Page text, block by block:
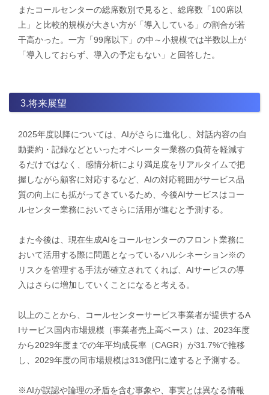
またコールセンターの総席数別で見ると、総席数「100席以
上」と比較的規模が大きい方が「導入している」の割合が若
干高かった。一方「99席以下」の中～小規模では半数以上が
「導入しておらず、導入の予定もない」と回答した。
3.将来展望
2025年度以降については、AIがさらに進化し、対話内容の自
動要約・記録などといったオペレーター業務の負荷を軽減す
るだけではなく、感情分析により満足度をリアルタイムで把
握しながら顧客に対応するなど、AIの対応範囲がサービス品
質の向上にも拡がってきているため、今後AIサービスはコー
ルセンター業務においてさらに活用が進むと予測する。
また今後は、現在生成AIをコールセンターのフロント業務に
おいて活用する際に問題となっているハルシネーション※の
リスクを管理する手法が確立されてくれば、AIサービスの導
入はさらに増加していくことになると考える。
以上のことから、コールセンターサービス事業者が提供するA
Iサービス国内市場規模（事業者売上高ベース）は、2023年度
から2029年度までの年平均成長率（CAGR）が31.7%で推移
し、2029年度の同市場規模は313億円に達すると予測する。
※AIが誤認や論理の矛盾を含む事象や、事実とは異なる情報